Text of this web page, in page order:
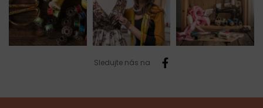
Sledujte nás na